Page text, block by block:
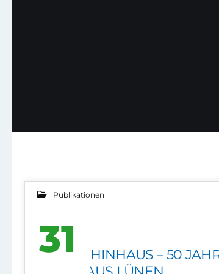
Publikationen
31
HOCHHINHAUS – 50